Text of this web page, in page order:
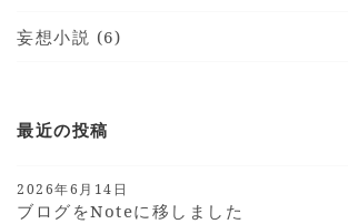
妄想小説 (6)
最近の投稿
2026年6月14日
ブログをnoteに移しました